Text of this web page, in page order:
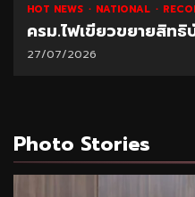
HOT NEWS NATIONAL
ครม.ไฟเขียวขยายสิท
27/07/2026
Photo Stories